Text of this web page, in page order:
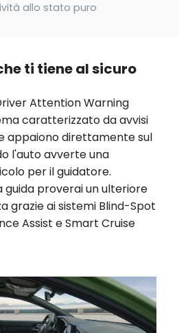
allo stato puro
ti tiene al sicuro
Attention Warning
caratterizzato da avvisi
appaiono direttamente sul
l'auto avverte una
per il guidatore.
guida proverai un ulteriore
grazie ai sistemi Blind-Spot
Assist e Smart Cruise